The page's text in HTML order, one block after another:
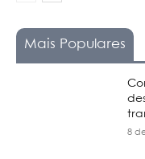
Mais Populares
8